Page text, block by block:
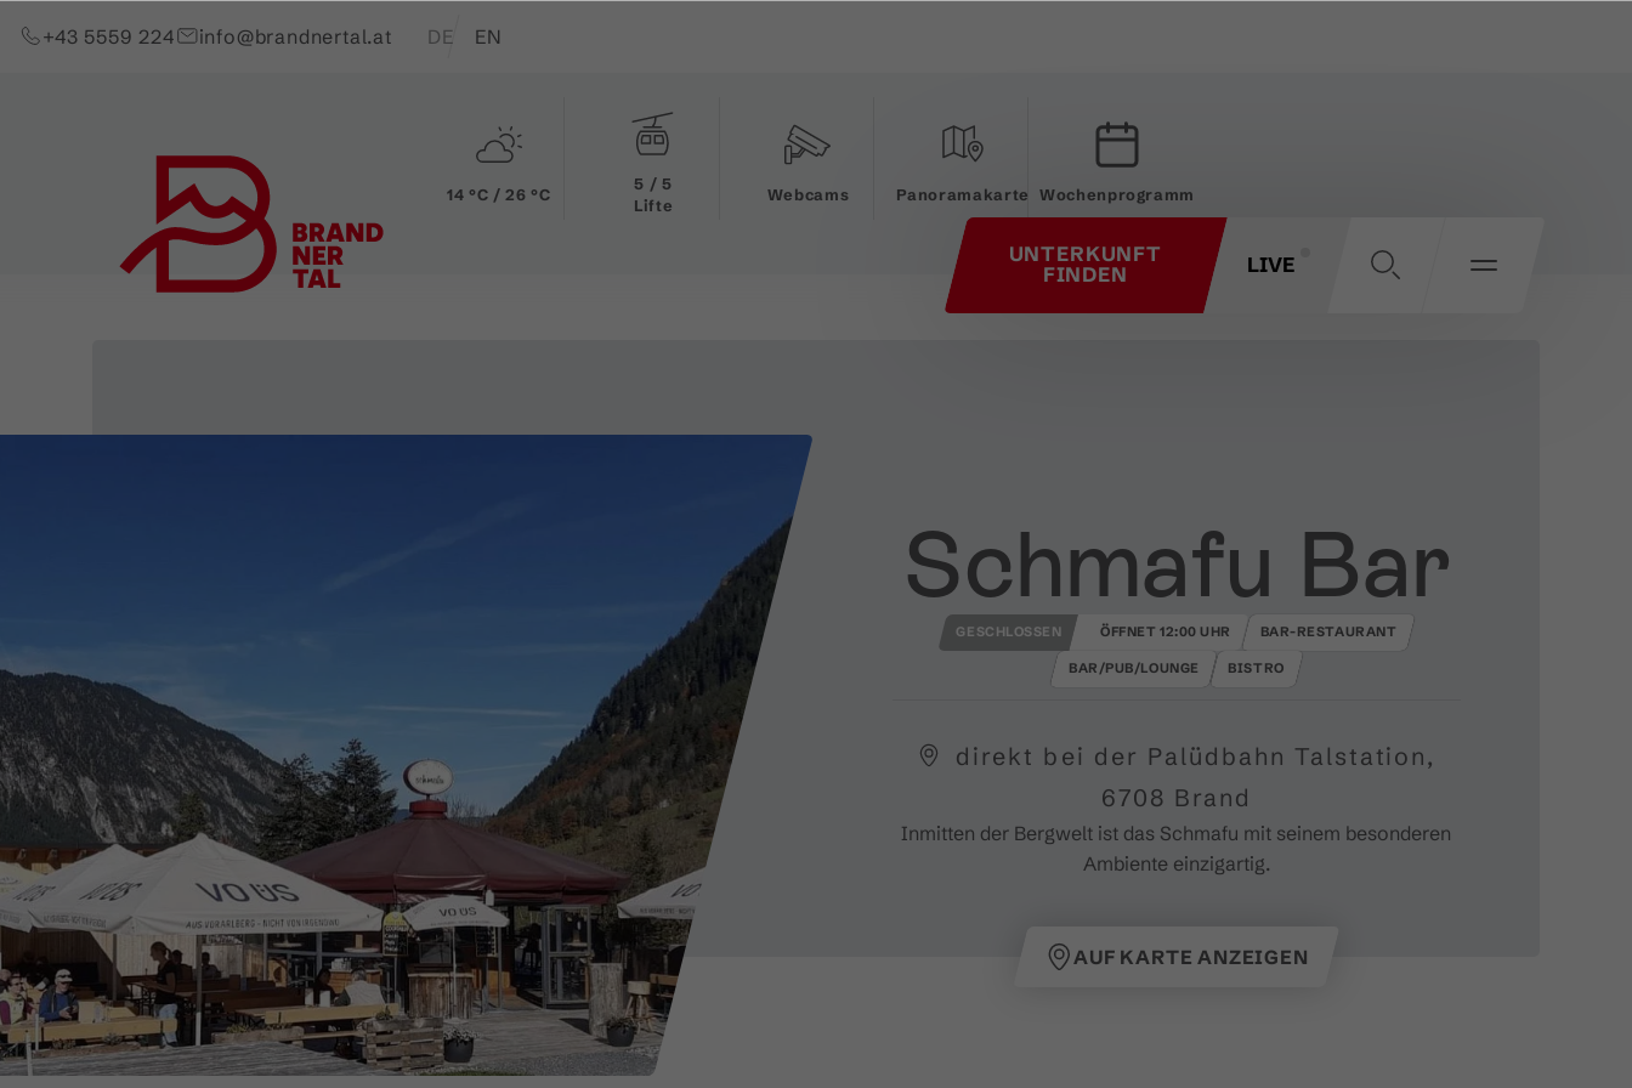
+43 5559 224
info@brandnertal.at DE EN
UNTERKUNFT
FINDEN
LIVE
14 °C / 26 °C
5 / 5
Lifte
Webcams Panoramakarte Wochenprogramm
Schmafu Bar
GESCHLOSSEN ÖFFNET 12:00 UHR BAR-RESTAURANT
BAR/PUB/LOUNGE BISTRO
direkt bei der Palüdbahn Talstation,
6708 Brand
Inmitten der Bergwelt ist das Schmafu mit seinem besonderen
Ambiente einzigartig.
AUF KARTE ANZEIGEN